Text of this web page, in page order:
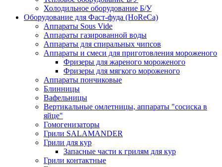
Холодильное оборудование Б/У
Оборудование для Фаст-фуда (HoReCa)
Аппараты Sous Vide
Аппараты газированной воды
Аппараты для спиральных чипсов
Аппараты и смеси для приготовления мороженого
Фризеры для жареного мороженого
Фризеры для мягкого мороженого
Аппараты пончиковые
Блинницы
Вафельницы
Вертикальные омлетницы, аппараты "сосиска в
яйце"
Гомогенизаторы
Грили SALAMANDER
Грили для кур
Запасные части к грилям для кур
Грили контактные